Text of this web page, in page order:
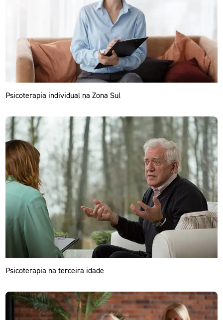
Psicoterapia individual na Zona Sul
Psicoterapia na terceira idade